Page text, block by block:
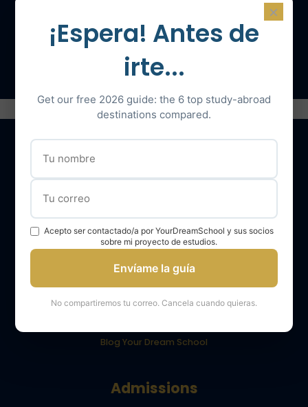
Hable con un experto
Nuestros servicios
El equipo YourDreamSchool
YourDreamSchool, un socio para su éxito
Obtener apoyo
Blog Your Dream School
Admissions
×
¡Espera! Antes de
irte...
Get our free 2026 guide: the 6 top study-abroad
destinations compared.
Acepto ser contactado/a por YourDreamSchool y sus socios
sobre mi proyecto de estudios.
Envíame la guía
No compartiremos tu correo. Cancela cuando quieras.